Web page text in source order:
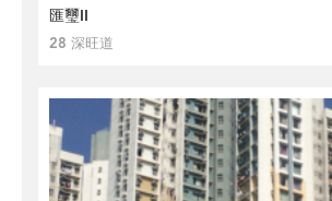
匯璽II
28 深旺道